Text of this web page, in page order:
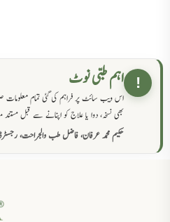
! اہم طبی نوٹ
اس ویب سائٹ پر فراہم کی گئی تمام
بھی نسخہ، دوا یا علاج کو اپنانے سے قبل
حکیم محمد عرفان، فاضل طب والجراحت،